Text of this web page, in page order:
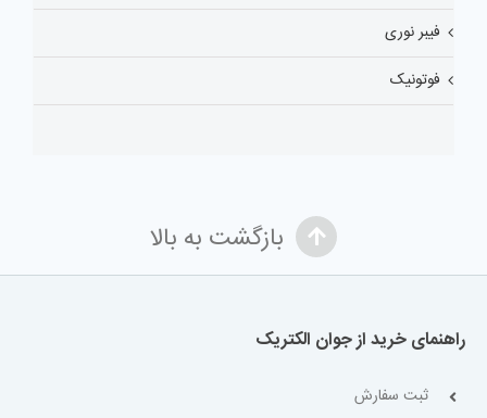
فیبر نوری
فوتونیک
بازگشت به بالا
راهنمای خرید از جوان الکتریک
ثبت سفارش